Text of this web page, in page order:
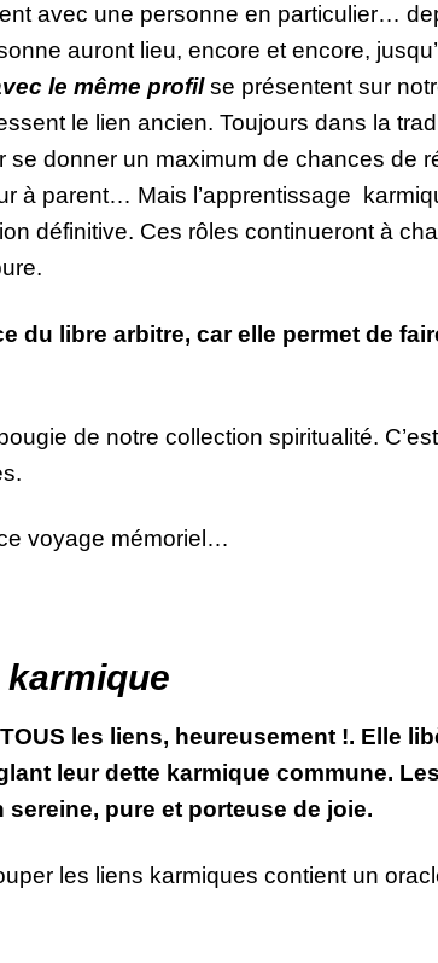
avec une personne en particulier…
auront lieu, encore et encore,
le même profil se présentent sur
le lien ancien. Toujours dans la
donner un maximum de chances de
à parent… Mais l’apprentissage
définitive. Ces rôles continueront à
du libre arbitre, car elle permet de
de notre collection spiritualité.
voyage mémoriel…
les liens, heureusement !. Elle
leur dette karmique commune.
pure et porteuse de joie.
les liens karmiques contient un